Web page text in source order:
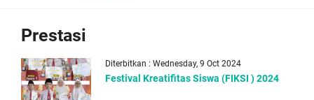
Prestasi
Diterbitkan : Wednesday, 9 Oct 2024
Festival Kreatifitas Siswa (FIKSI ) 2024